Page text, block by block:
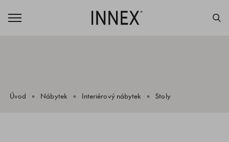
Úvod Nábytek Interiérový nábytek Stoly